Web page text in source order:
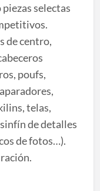
selectas
de centro,
poufs,
telas,
de detalles
de fotos…).